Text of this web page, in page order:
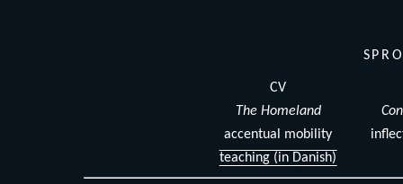
CV
The Homeland
accentual mobility
teaching (in Danish)